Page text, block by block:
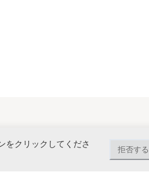
をクリックしてくださ
拒否する